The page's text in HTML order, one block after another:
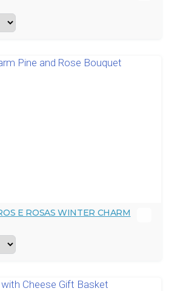
E ROSAS WINTER CHARM